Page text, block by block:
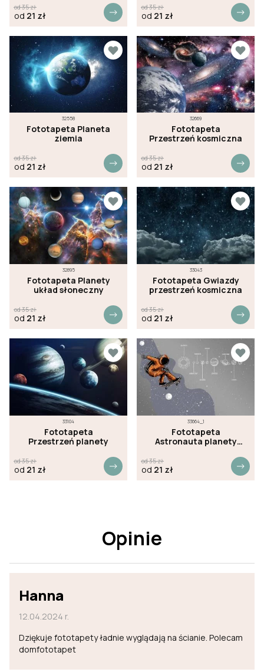
od35zł
od 21 zł
od35zł
od 21 zł
32558
Fototapeta Planeta
ziemia
od35zł
od 21 zł
32669
Fototapeta
Przestrzeń kosmiczna
od35zł
od 21 zł
32895
Fototapeta Planety
układ słoneczny
od35zł
od 21 zł
33043
Fototapeta Gwiazdy
przestrzeń kosmiczna
od35zł
od 21 zł
33104
Fototapeta
Przestrzeń planety
od35zł
od 21 zł
33664_1
Fototapeta
Astronauta planety
od35zł
od 21 zł
Opinie
Hanna
12.04.2024 r.
Dziękuje fototapety ładnie wyglądają na ścianie. Polecam
domfototapet